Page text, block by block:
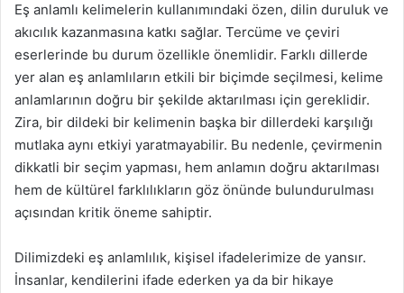
Eş anlamlı kelimelerin kullanımındaki özen, dilin duruluk ve
akıcılık kazanmasına katkı sağlar. Tercüme ve çeviri
eserlerinde bu durum özellikle önemlidir. Farklı dillerde
yer alan eş anlamlıların etkili bir biçimde seçilmesi, kelime
anlamlarının doğru bir şekilde aktarılması için gereklidir.
Zira, bir dildeki bir kelimenin başka bir dillerdeki karşılığı
mutlaka aynı etkiyi yaratmayabilir. Bu nedenle, çevirmenin
dikkatli bir seçim yapması, hem anlamın doğru aktarılması
hem de kültürel farklılıkların göz önünde bulundurulması
açısından kritik öneme sahiptir.
Dilimizdeki eş anlamlılık, kişisel ifadelerimize de yansır.
İnsanlar, kendilerini ifade ederken ya da bir hikaye